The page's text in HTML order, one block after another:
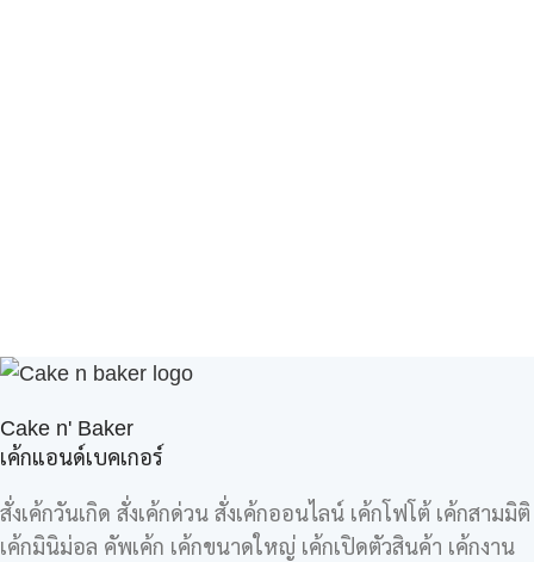
Cake n' Baker
เค้กแอนด์เบคเกอร์
สั่งเค้กวันเกิด สั่งเค้กด่วน สั่งเค้กออนไลน์ เค้กโฟโต้ เค้กสามมิติ
เค้กมินิม่อล คัพเค้ก เค้กขนาดใหญ่ เค้กเปิดตัวสินค้า เค้กงาน